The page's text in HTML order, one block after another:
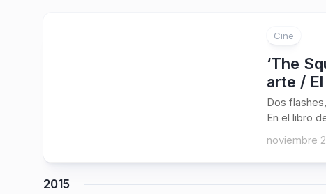
Cine
‘The
arte /
Dos
En el libro
noviembre
2015